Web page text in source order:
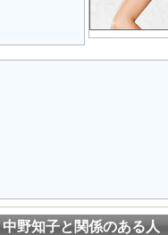
中野知子と関係のある人